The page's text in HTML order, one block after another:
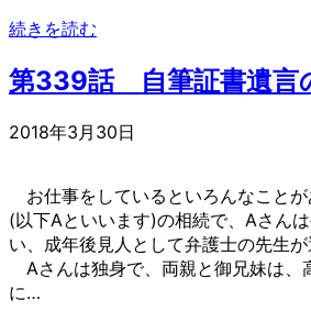
続きを読む
第339話 自筆証書遺言
2018年3月30日
お仕事をしているといろんなこと
(以下Aといいます)の相続で、Aさん
い、成年後見人として弁護士の先生が
Aさんは独身で、両親と御兄妹は、
に…